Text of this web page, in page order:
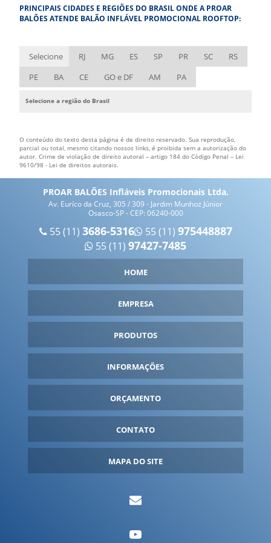
EMPRESA DE BONECOS INFLÁVEIS
EMPRESA DE INFLÁVEIS
ESTANDE INFLÁVEL
FÁBRICA DE FANTASIAS INFLÁVEIS
FÁBRICA DE INFLÁVEIS
FÁBRICA DE INFLÁVEIS PERSONALIZADOS
FÁBRICA DE INFLÁVEIS PROMOCIONAIS
FÁBRICA DE PRODUTOS INFLÁVEIS
FÁBRICA DE ROUPA INFLÁVEIS
FABRICANTE DE BALÕES INFLÁVEIS
FABRICANTE DE ROUPA INFLÁVEL
FANTASIA INFLÁVEL PREÇO
FORNECEDOR DE INFLÁVEIS
PRINCIPAIS CIDADES E REGIÕES DO BRASIL ONDE A PROAR
BALÕES ATENDE BALÃO INFLÁVEL PROMOCIONAL ROOFTOP:
Selecione RJ MG ES SP PR SC
RS
PE
BA CE GO e DF AM PA
Selecione a região do Brasil
O conteúdo do texto desta página é de direito reservado. Sua reprodução,
parcial ou total, mesmo citando nossos links, é proibida sem a autorização do
autor. Crime de violação de direito autoral – artigo 184 do Código Penal – Lei
9610/98 - Lei de direitos autorais.
PROAR BALÕES Infláveis Promocionais Ltda.
Av. Euríco da Cruz, 305 / 309 - Jardim Munhoz Júnior
Osasco-SP - CEP: 06240-000
55 (11) 3686-5316 55 (11) 975448887
55 (11) 97427-7485
HOME
EMPRESA
PRODUTOS
INFORMAÇÕES
ORÇAMENTO
CONTATO
MAPA DO SITE